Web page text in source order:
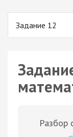
Задание 12
Разбор